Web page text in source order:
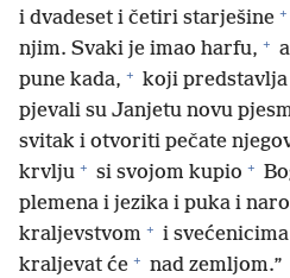
i dvadeset i četiri starješine +
njim. Svaki je imao harfu, +
pune kada, + koji
pjevali su Janjetu novu
svitak i otvoriti pečate
krvlju + si svojom kupio +
plemena i jezika i puka i
kraljevstvom + i svećenicima
kraljevat će + nad zemljom.”